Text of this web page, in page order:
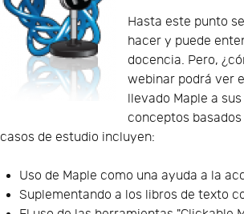
Hasta este punto
hacer y puede
docencia. Pero,
webinar podrá ver
llevado Maple a
conceptos
casos de estudio incluyen:
Uso de Maple como una ayuda a la
Suplementando a los libros de texto